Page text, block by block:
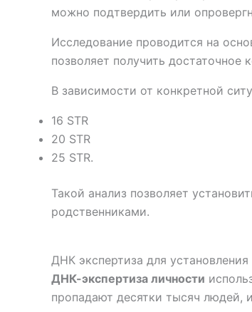
можно подтвердить или
Исследование проводится на
позволяет получить достаточное
В зависимости от конкретной
16 STR
20 STR
25 STR.
Такой анализ позволяет
родственниками.
ДНК экспертиза для установления
ДНК-экспертиза личности
пропадают десятки тысяч людей,